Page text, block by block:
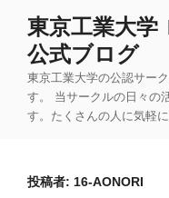
東京工業大学
公式ブログ
東京工業大学の公認サー
す。 当サークルの日々の
す。たくさんの人に気軽
投稿者: 16-AONORI